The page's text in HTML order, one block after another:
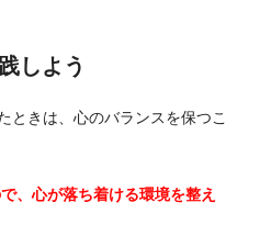
しよう
ときは、心のバランスを保つこ
、心が落ち着ける環境を整え